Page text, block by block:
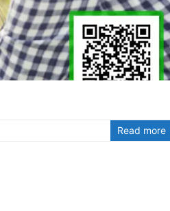
Read more